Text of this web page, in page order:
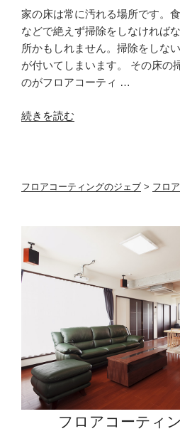
考
察”
の
ン
グ
と
ホ
ビ
ラ
家の床は常に汚れる場所です。
などで絶えず掃除をしなければ
所かもしれません。掃除をしな
が付いてしまいます。 その床の
のがフロアコーティ …
“フ
ー
グ
で
掃
単
に
り
続きを読む
フロアコーティングのジェブ > フロ
フロアコーティ